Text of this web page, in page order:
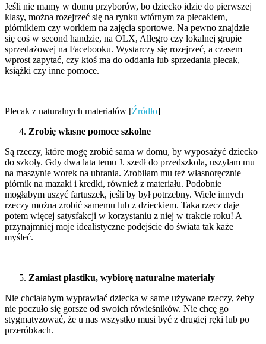
Jeśli nie mamy w domu przyborów, bo dziecko idzie do pierwszej
klasy, można rozejrzeć się na rynku wtórnym za plecakiem,
piórnikiem czy workiem na zajęcia sportowe. Na pewno znajdzie
się coś w second handzie, na OLX, Allegro czy lokalnej grupie
sprzedażowej na Facebooku. Wystarczy się rozejrzeć, a czasem
wprost zapytać, czy ktoś ma do oddania lub sprzedania plecak,
książki czy inne pomoce.
Plecak z naturalnych materiałów [Źródło]
Zrobię własne pomoce szkolne
Są rzeczy, które mogę zrobić sama w domu, by wyposażyć dziecko
do szkoły. Gdy dwa lata temu J. szedł do przedszkola, uszyłam mu
na maszynie worek na ubrania. Zrobiłam mu też własnoręcznie
piórnik na mazaki i kredki, również z materiału. Podobnie
mogłabym uszyć fartuszek, jeśli by był potrzebny. Wiele innych
rzeczy można zrobić samemu lub z dzieckiem. Taka rzecz daje
potem więcej satysfakcji w korzystaniu z niej w trakcie roku! A
przynajmniej moje idealistyczne podejście do świata tak każe
myśleć.
Zamiast plastiku, wybiorę naturalne materiały
Nie chciałabym wyprawiać dziecka w same używane rzeczy, żeby
nie poczuło się gorsze od swoich rówieśników. Nie chcę go
stygmatyzować, że u nas wszystko musi być z drugiej ręki lub po
przeróbkach.